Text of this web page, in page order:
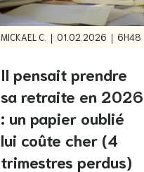
MICKAEL C. | 01.02.2026 | 6H48
Il pensait prendre
sa retraite en 2026
: un papier oublié
lui coûte cher (4
trimestres perdus)